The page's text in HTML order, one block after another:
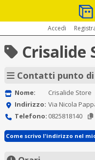
Accedi
Crisalide
Contatti punto
Nome:
Crisalide Store
Indirizzo: Via Nicola
Telefono: 0825818140
Come scrivo l'indirizzo nel